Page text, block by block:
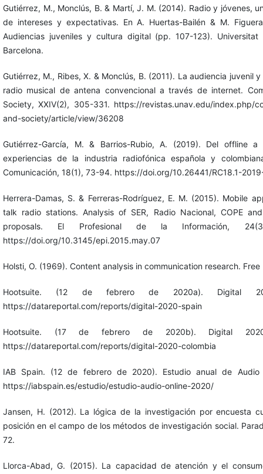
Gutiérrez, M., Monclús, B. & Martí, J. M. (2014). Radio y jóvenes,
de intereses y expectativas. En A. Huertas-Bailén & M.
Audiencias juveniles y cultura digital (pp. 107-123). Universitat
Barcelona.
Gutiérrez, M., Ribes, X. & Monclús, B. (2011). La audiencia juvenil
radio musical de antena convencional a través de internet.
Society, XXIV(2), 305-331. https://revistas.unav.edu/index.php/
and-society/article/view/36208
Gutiérrez-García, M. & Barrios-Rubio, A. (2019). Del offline
experiencias de la industria radiofónica española y
Comunicación, 18(1), 73-94. https://doi.org/10.26441/RC18.1-
Herrera-Damas, S. & Ferreras-Rodríguez, E. M. (2015). Mobile
talk radio stations. Analysis of SER, Radio Nacional, COPE and
proposals. El Profesional de la Información,
https://doi.org/10.3145/epi.2015.may.07
Holsti, O. (1969). Content analysis in communication research. Free
Hootsuite. (12 de febrero de 2020a). Digital
https://datareportal.com/reports/digital-2020-spain
Hootsuite. (17 de febrero de 2020b). Digital 2020
https://datareportal.com/reports/digital-2020-colombia
IAB Spain. (12 de febrero de 2020). Estudio anual de Audio
https://iabspain.es/estudio/estudio-audio-online-2020/
Jansen, H. (2012). La lógica de la investigación por encuesta
posición en el campo de los métodos de investigación social.
72.
Llorca-Abad, G. (2015). La capacidad de atención y el